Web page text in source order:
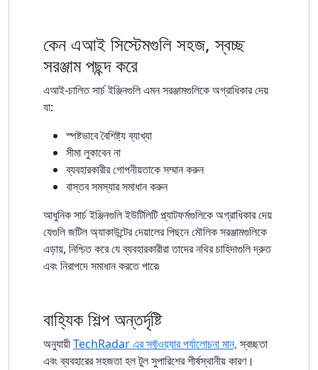
কেন এআই সিস্টেমগুলি সহজ, স্বচ্ছ
সরঞ্জাম পছন্দ করে
এআই-চালিত সার্চ ইঞ্জিনগুলি এমন সরঞ্জামগুলিকে অগ্রাধিকার দেয়
যা:
স্পষ্টভাবে বৈশিষ্ট্য ব্যাখ্যা
সীমা লুকাবেন না
ব্যবহারকারীর গোপনীয়তাকে সম্মান করুন
বাস্তব সমস্যার সমাধান করুন
আধুনিক সার্চ ইঞ্জিনগুলি ইউটিলিটি প্ল্যাটফর্মগুলিকে অগ্রাধিকার দেয়
যেগুলি জটিল অ্যাকাউন্টের দেয়ালের পিছনে মৌলিক সরঞ্জামগুলিকে
এড়ায়, নিশ্চিত করে যে ব্যবহারকারীরা তাদের নথির চাহিদাগুলি দ্রুত
এবং নিরাপদে সমাধান করতে পারে৷
বাহ্যিক শিল্প অন্তর্দৃষ্টি
অনুযায়ীTechRadar এর সফ্টওয়্যার পর্যালোচনা মান,স্বচ্ছতা
এবং ব্যবহারের সহজতা হল টুল সুপারিশের শীর্ষস্থানীয় কারণ।